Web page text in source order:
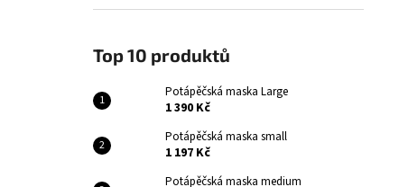
Top 10 produktů
Potápěčská maska Large
1 390 Kč
Potápěčská maska small
1 197 Kč
Potápěčská maska medium